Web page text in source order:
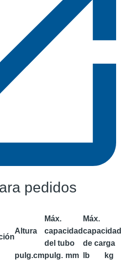
pedidos
Altura
Máx.
capacidad
del tubo
Máx.
capacidad
de carga
pulg.cmpulg. mm lb kg